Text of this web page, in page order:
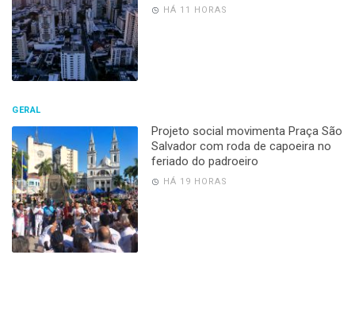
HÁ 11 HORAS
GERAL
Projeto social movimenta Praça São
Salvador com roda de capoeira no
feriado do padroeiro
HÁ 19 HORAS